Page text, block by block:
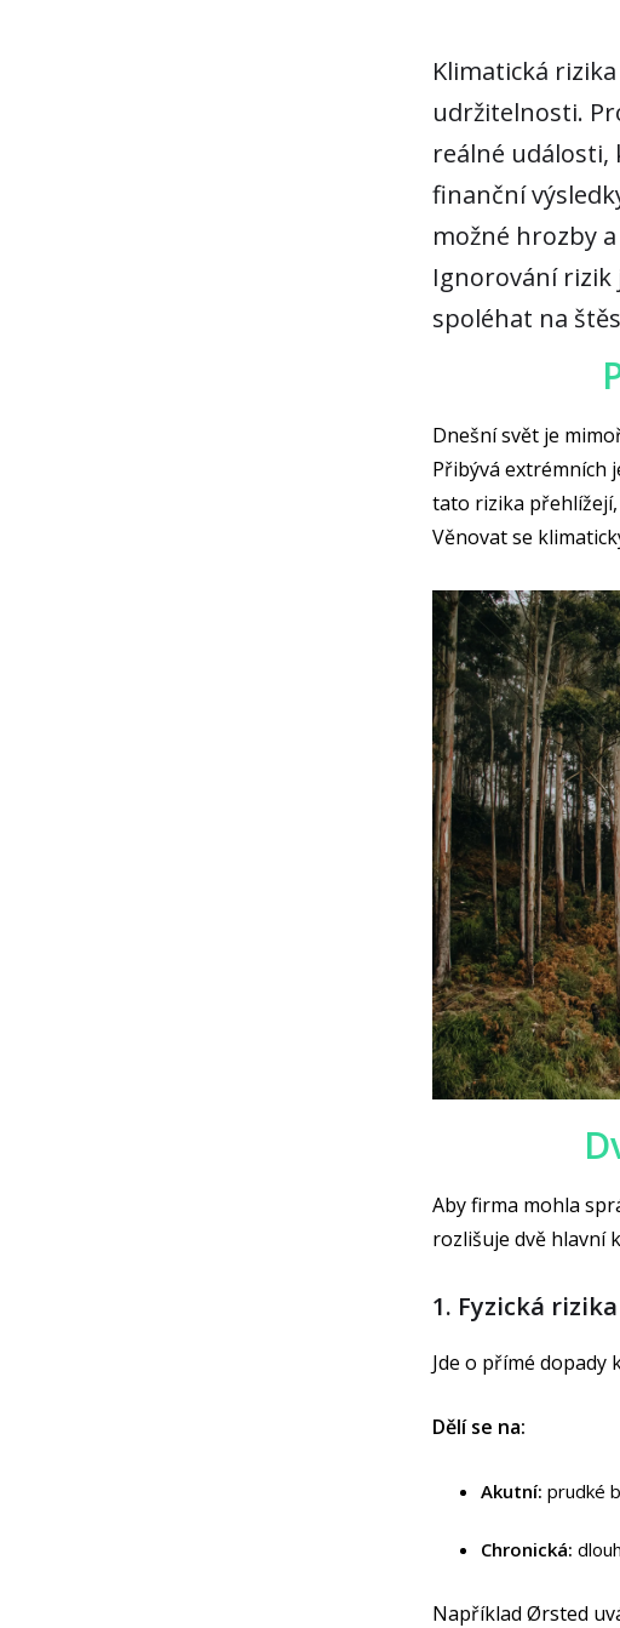
Klimatická
udržitelnosti.
reálné události,
finanční
možné hrozby
Ignorování rizik
spoléhat na
Dnešní svět je
Přibývá extrémních
tato rizika
Věnovat se
Aby firma mohla
rozlišuje dvě hlavní
1. Fyzická rizika
Jde o přímé dopady
Dělí se na:
Akutní: prudké
Chronická:
Například Ørsted